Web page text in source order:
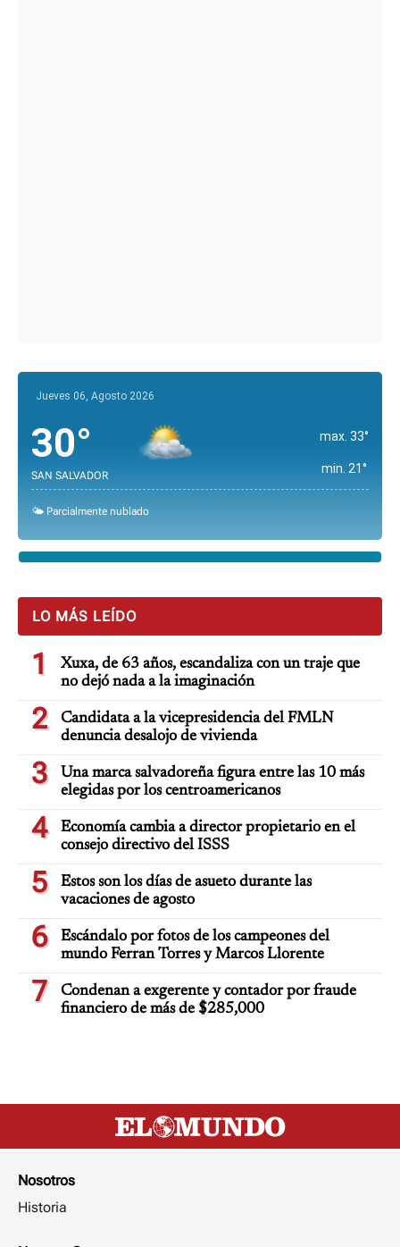
Jueves 06, Agosto 2026
30°
SAN SALVADOR
max. 33°
min. 21°
🌤️ Parcialmente nublado
LO MÁS LEÍDO
1
Xuxa, de 63 años, escandaliza con un traje que
no dejó nada a la imaginación
2
Candidata a la vicepresidencia del FMLN
denuncia desalojo de vivienda
3
Una marca salvadoreña figura entre las 10 más
elegidas por los centroamericanos
4
Economía cambia a director propietario en el
consejo directivo del ISSS
5
Estos son los días de asueto durante las
vacaciones de agosto
6
Escándalo por fotos de los campeones del
mundo Ferran Torres y Marcos Llorente
7
Condenan a exgerente y contador por fraude
financiero de más de $285,000
Nosotros
Historia